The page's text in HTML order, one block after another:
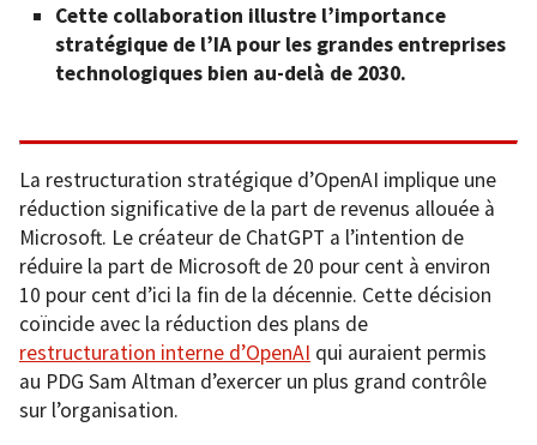
Cette collaboration illustre l’importance
stratégique de l’IA pour les grandes entreprises
technologiques bien au-delà de 2030.
La restructuration stratégique d’OpenAI implique une
réduction significative de la part de revenus allouée à
Microsoft. Le créateur de ChatGPT a l’intention de
réduire la part de Microsoft de 20 pour cent à environ
10 pour cent d’ici la fin de la décennie. Cette décision
coïncide avec la réduction des plans de
restructuration interne d’OpenAI qui auraient permis
au PDG Sam Altman d’exercer un plus grand contrôle
sur l’organisation.